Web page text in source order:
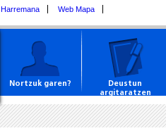
Harremana Web Mapa
Nortzuk garen?
Deustun
argitaratzen